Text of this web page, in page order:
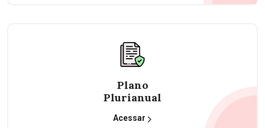
Plano
Plurianual
Acessar